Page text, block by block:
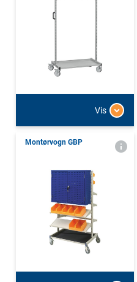
Vis
Montørvogn GBP